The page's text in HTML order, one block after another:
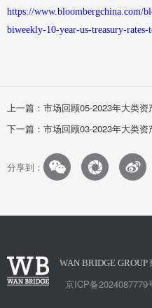
https://www.bloombergchina.com/
biweekly-10-year-us-treasury-rates-
上一篇：市场回顾05-2023年大类
下一篇：市场回顾03-2023年大类
分享到：
WAN BRIDGE GROUP
京ICP备2024087779